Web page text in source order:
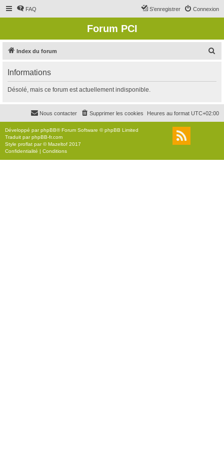
FAQ Connexion
S’enregistrer
Forum PCI
Index du forum
r
c
r
Informations
Désolé, mais ce forum est actuellement indisponible.
Heures au format UTC+02:00
Supprimer les cookies
Nous contacter
Développé parphpBB® Forum Software © phpBB Limited
Traduit parphpBB-fr.com
Style proflat par ©Mazeltof 2017
Confidentialité | Conditions